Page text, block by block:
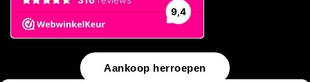
Aankoop herroepen